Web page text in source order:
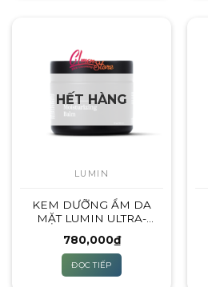
HẾT HÀNG
LUMIN
KEM DƯỠNG ẨM DA
MẶT LUMIN ULTRA-
MOISTURIZING BALM
780,000₫
ĐỌC TIẾP